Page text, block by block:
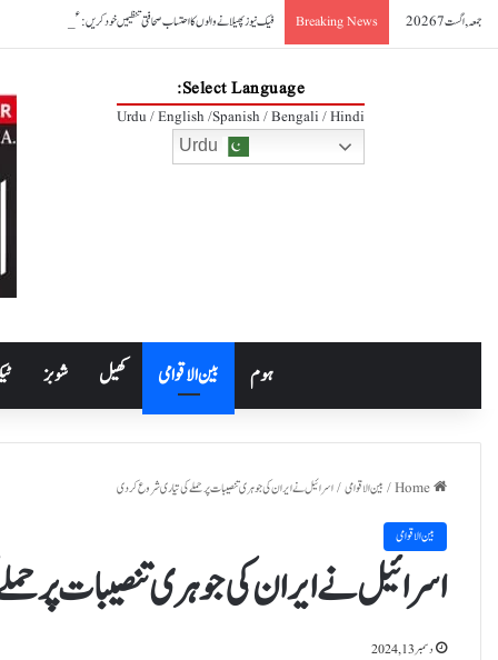
Select Language:
Urdu / English /Spanish / Bengali / Hindi
جمعہ, اگست 7 2026 Breaking News فیک نیوز پھیلانے والوں کا احتساب صحافتی تنظیمیں خود کریں: عظمیٰ بخاری
ہوم بین الاقوامی کھیل شوبز
/ بین الاقوامی/اسرائیل نے ایران کی جوہری تنصیبات پر حملے کی تیاری شروع کردی
بین الاقوامی
اسرائیل نے ایران کی جوہری تنصیبات پر
دسمبر 13, 2024